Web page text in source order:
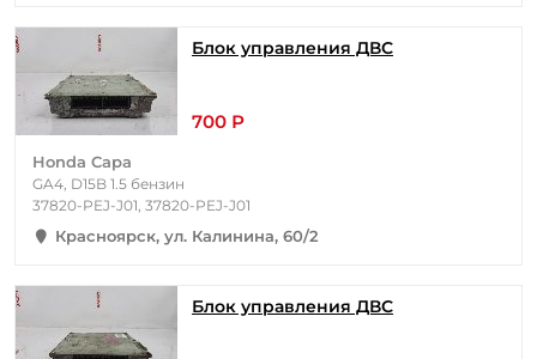
Блок управления ДВС
700 Р
Honda Capa
GA4, D15B 1.5 бензин
37820-PEJ-J01, 37820-PEJ-J01
Красноярск, ул. Калинина, 60/2
Блок управления ДВС